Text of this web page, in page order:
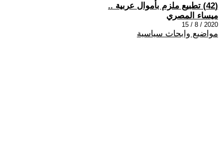
(42) تطبيع ملزم بأموال عربية ..
ميساء المصري
2020 / 8 / 15
مواضيع وابحاث سياسية